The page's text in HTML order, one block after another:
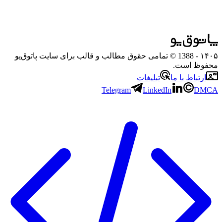
۱۴۰۵
- 1388 © تمامی حقوق مطالب و قالب برای سایت پاتوق‌یو
محفوظ است.
ارتباط با ما
تبلیغات
Telegram
LinkedIn DMCA